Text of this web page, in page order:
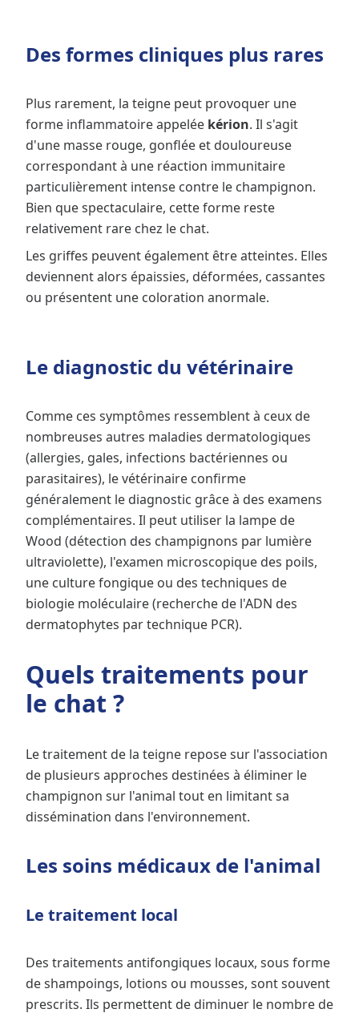
Des formes cliniques plus rares
Plus rarement, la teigne peut provoquer une
forme inflammatoire appelée kérion. Il s'agit
d'une masse rouge, gonflée et douloureuse
correspondant à une réaction immunitaire
particulièrement intense contre le champignon.
Bien que spectaculaire, cette forme reste
relativement rare chez le chat.
Les griffes peuvent également être atteintes. Elles
deviennent alors épaissies, déformées, cassantes
ou présentent une coloration anormale.
Le diagnostic du vétérinaire
Comme ces symptômes ressemblent à ceux de
nombreuses autres maladies dermatologiques
(allergies, gales, infections bactériennes ou
parasitaires), le vétérinaire confirme
généralement le diagnostic grâce à des examens
complémentaires. Il peut utiliser la lampe de
Wood (détection des champignons par lumière
ultraviolette), l'examen microscopique des poils,
une culture fongique ou des techniques de
biologie moléculaire (recherche de l'ADN des
dermatophytes par technique PCR).
Quels traitements pour
le chat ?
Le traitement de la teigne repose sur l'association
de plusieurs approches destinées à éliminer le
champignon sur l'animal tout en limitant sa
dissémination dans l'environnement.
Les soins médicaux de l'animal
Le traitement local
Des traitements antifongiques locaux, sous forme
de shampoings, lotions ou mousses, sont souvent
prescrits. Ils permettent de diminuer le nombre de